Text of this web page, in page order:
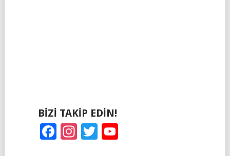
BIZI TAKIP EDIN!
Facebook
Instagram
Twitter